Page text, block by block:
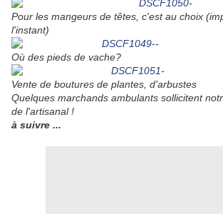
Pour les mangeurs de têtes, c'est au choix
l'instant)
Où des pieds de vache?
Vente de boutures de plantes, d'arbustes
Quelques marchands ambulants sollicitent
de l'artisanal !
à suivre ...